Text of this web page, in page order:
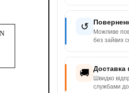
↺
Можливе
без зайвих
🚚 Доставка
Швидко
службами